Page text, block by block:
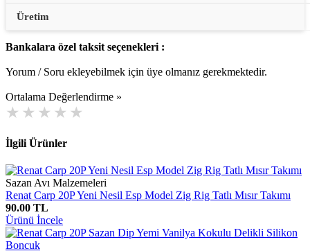
Bankalara özel taksit seçenekleri :
Yorum / Soru ekleyebilmek için üye olmanız gerekmektedir.
Ortalama Değerlendirme »
İlgili Ürünler
Sazan Avı Malzemeleri
Renat Carp 20P Yeni Nesil Esp Model Zig Rig Tatlı Mısır Takımı
90.00 TL
Ürünü İncele